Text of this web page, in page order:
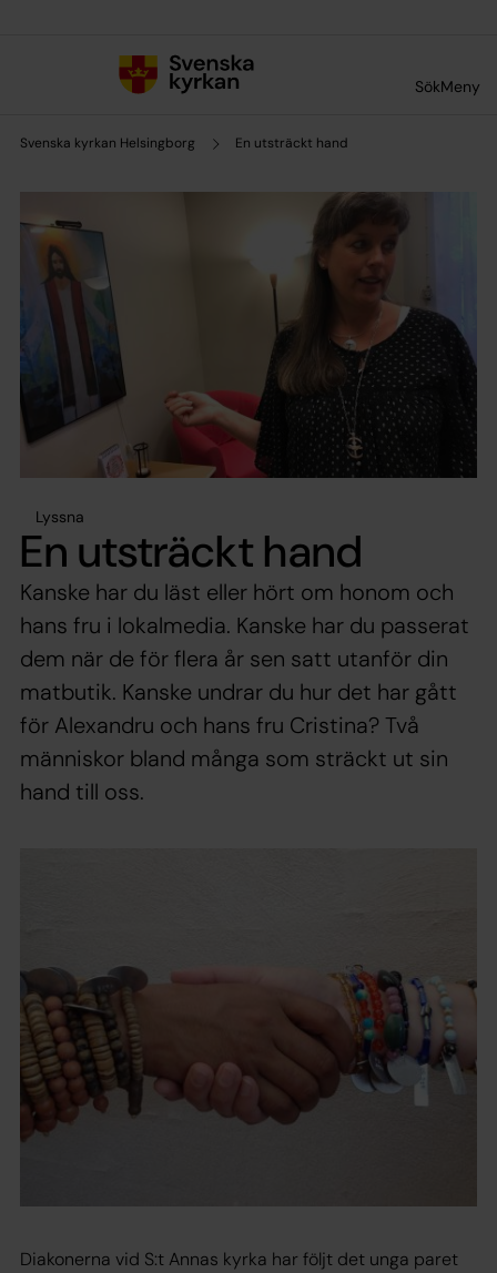
SökMeny
Svenska kyrkan Helsingborg En utsträckt hand
Lyssna
En utsträckt hand
Kanske har du läst eller hört om honom och
hans fru i lokalmedia. Kanske har du passerat
dem när de för flera år sen satt utanför din
matbutik. Kanske undrar du hur det har gått
för Alexandru och hans fru Cristina? Två
människor bland många som sträckt ut sin
hand till oss.
Diakonerna vid S:t Annas kyrka har följt det unga paret